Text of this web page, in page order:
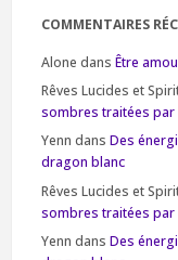
COMMENTAIRES
Alone dans Être
Rêves Lucides et
sombres traitées par
Yenn dans Des
dragon blanc
Rêves Lucides et
sombres traitées par
Yenn dans Des